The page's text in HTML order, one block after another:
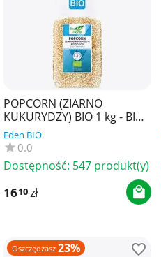
POPCORN (ZIARNO
KUKURYDZY) BIO 1 kg - BIO
PLANET
Eden BIO
0.0
Dostępność: 547 produkt(y)
1610 zł
Oszczędzasz 23%